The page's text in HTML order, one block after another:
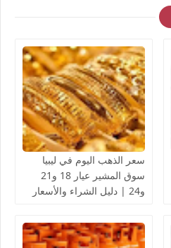
سعر الذهب اليوم في ليبيا
سوق المشير عيار 18 و21
و24 | دليل الشراء والأسعار